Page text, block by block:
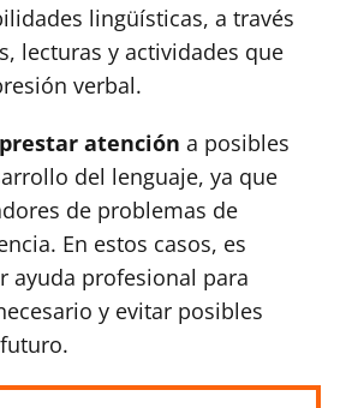
lingüísticas, a través
lecturas y actividades que
verbal.
atención a posibles
del lenguaje, ya que
de problemas de
En estos casos, es
ayuda profesional para
y evitar posibles